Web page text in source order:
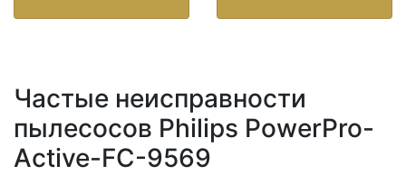
Частые неисправности
пылесосов Philips PowerPro-
Active-FC-9569